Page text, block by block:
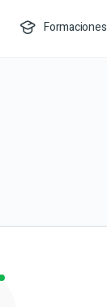
Formaciones